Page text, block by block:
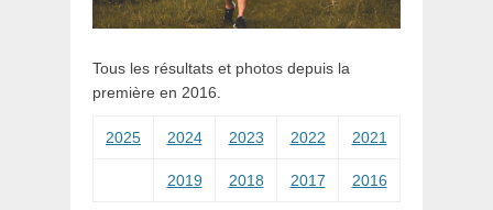
Tous les résultats et photos depuis la
première en 2016.
2025 2024 2023 2022 2021
2019 2018 2017 2016